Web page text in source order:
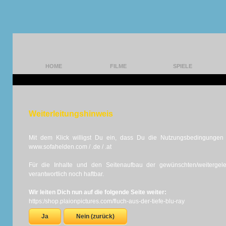
HOME FILME SPIELE
Weiterleitungshinweis
Mit dem Klick willigst Du ein, dass Du die
www.sofahelden.com / .de / .at
Für die Inhalte und den Seitenaufbau der gewünschten/
verantwortlich noch haftbar.
Wir leiten Dich nun auf die folgende Seite weiter:
https:/shop.plaionpictures.com/fluch-aus-der-tiefe-blu-ray
Ja Nein (zurück)